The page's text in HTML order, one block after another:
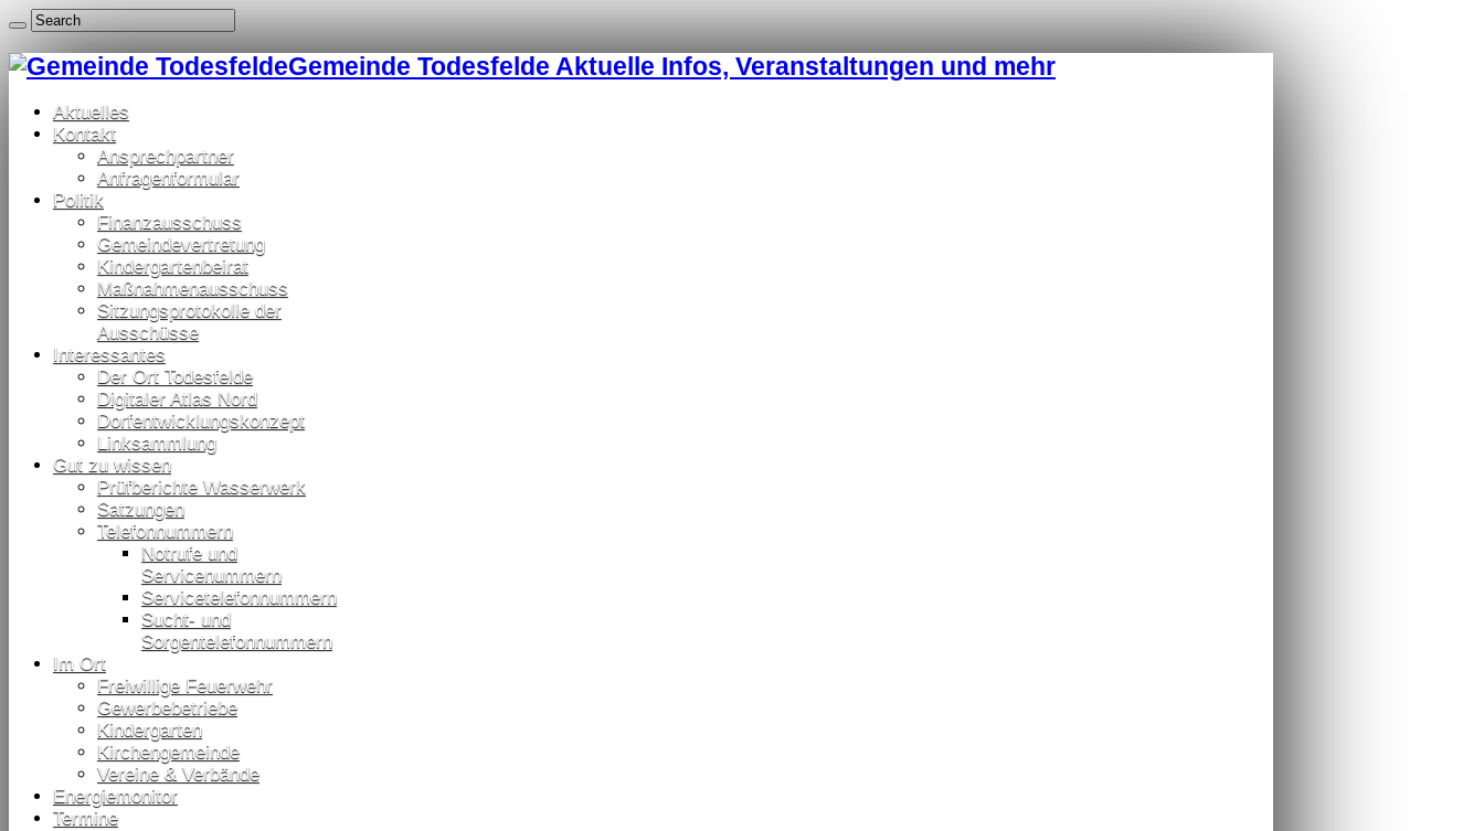
Gemeinde Todesfelde Aktuelle Infos, Veranstaltungen und mehr
Aktuelles
Kontakt
Ansprechpartner
Anfragenformular
Politik
Finanzausschuss
Gemeindevertretung
Kindergartenbeirat
Maßnahmenausschuss
Sitzungsprotokolle der
Ausschüsse
Interessantes
Der Ort Todesfelde
Digitaler Atlas Nord
Dorfentwicklungskonzept
Linksammlung
Gut zu wissen
Prüfberichte Wasserwerk
Satzungen
Telefonnummern
Notrufe und
Servicenummern
Servicetelefonnummern
Sucht- und
Sorgentelefonnummern
Im Ort
Freiwillige Feuerwehr
Gewerbebetriebe
Kindergarten
Kirchengemeinde
Vereine & Verbände
Energiemonitor
Termine